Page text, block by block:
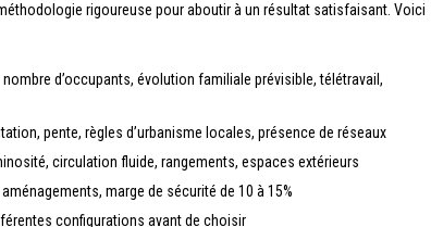
rigoureuse pour aboutir à un résultat satisfaisant. Voici
nombre d’occupants, évolution familiale prévisible, télétravail,
pente, règles d’urbanisme locales, présence de réseaux
circulation fluide, rangements, espaces extérieurs
marge de sécurité de 10 à 15%
configurations avant de choisir